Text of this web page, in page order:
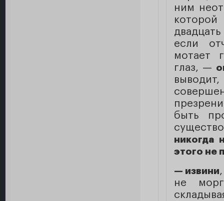
ним
если
мотает
глаз, —
быть
никогда
этого не
— извини
не